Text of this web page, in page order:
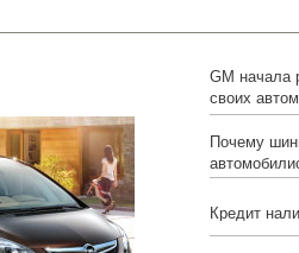
GM начала
своих
Почему
Кредит